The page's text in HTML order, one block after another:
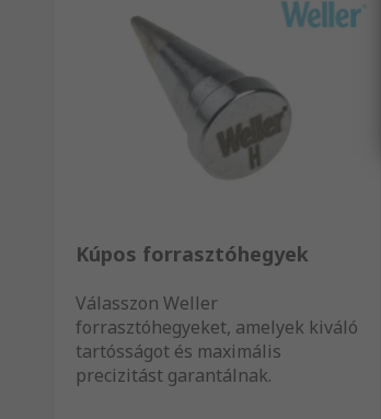
Kúpos forrasztóhegyek
Válasszon Weller
forrasztóhegyeket, amelyek kiváló
tartósságot és maximális
precizitást garantálnak.